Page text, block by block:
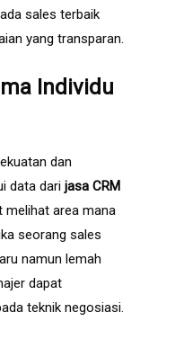
sales terbaik
yang transparan.
Individu
dan
data dari jasa CRM
melihat area mana
seorang sales
namun lemah
dapat
teknik negosiasi.